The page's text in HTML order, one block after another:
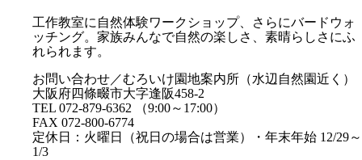
工作教室に自然体験ワークショップ、さらにバードウォ
ッチング。家族みんなで自然の楽しさ、素晴らしさにふ
れられます。
お問い合わせ／むろいけ園地案内所（水辺自然園近く）
大阪府四條畷市大字逢阪458-2
TEL 072-879-6362 （9:00～17:00）
FAX 072-800-6774
定休日：火曜日（祝日の場合は営業）・年末年始 12/29～
1/3